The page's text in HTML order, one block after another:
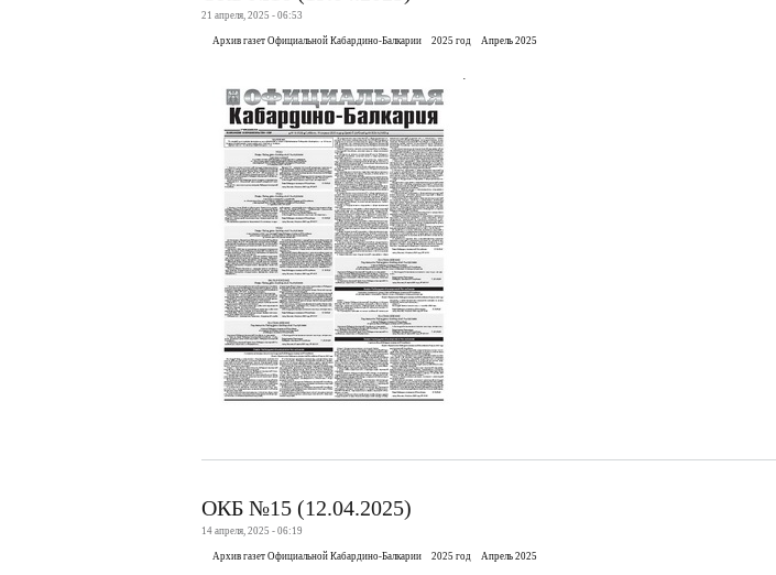
21 апреля, 2025 - 06:53
Архив газет Официальной Кабардино-Балкарии 2025 год Апрель 2025
ОКБ №15 (12.04.2025)
14 апреля, 2025 - 06:19
Архив газет Официальной Кабардино-Балкарии 2025 год Апрель 2025